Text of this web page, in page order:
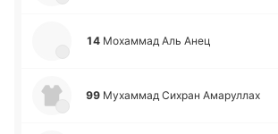
14 Мо­ха­ммад Аль Анец
99 Му­ха­ммад Сихран Ама­ру­ллах